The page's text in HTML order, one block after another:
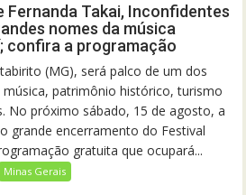
Fernanda Takai, Inconfidentes
nomes da música
confira a programação
(MG), será palco de um dos
patrimônio histórico, turismo
No próximo sábado, 15 de agosto, a
grande encerramento do Festival
gratuita que ocupará...
Minas Gerais